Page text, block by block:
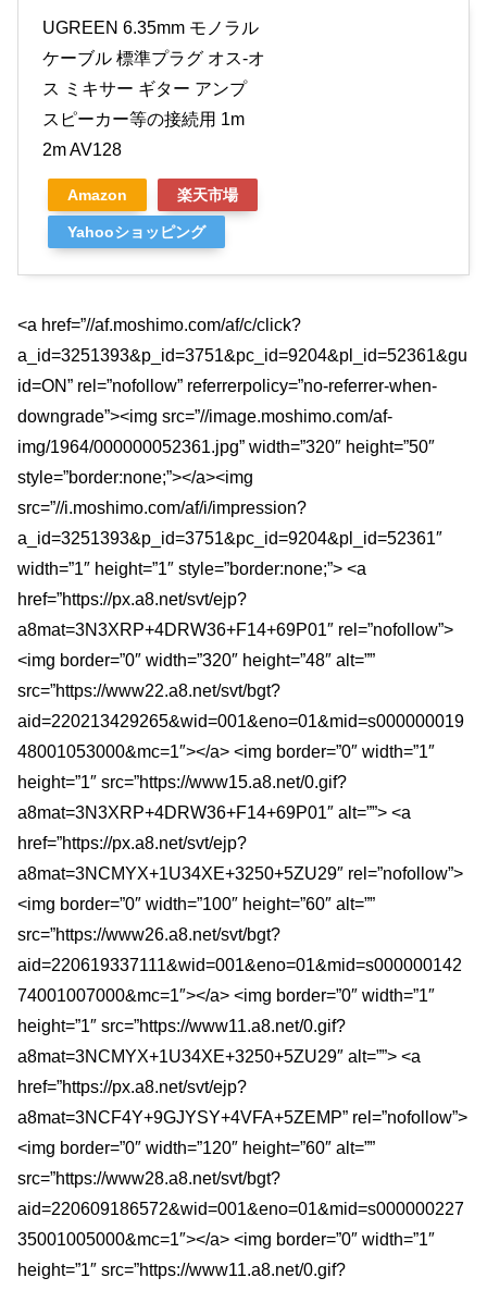
UGREEN 6.35mm モノラル
ケーブル 標準プラグ オス-オ
ス ミキサー ギター アンプ
スピーカー等の接続用 1m
2m AV128
Amazon 楽天市場
Yahooショッピング
<a href=”//af.moshimo.com/af/c/click?
a_id=3251393&p_id=3751&pc_id=9204&pl_id=52361&gu
id=ON” rel=”nofollow” referrerpolicy=”no-referrer-when-
downgrade”><img src=”//image.moshimo.com/af-
img/1964/000000052361.jpg” width=”320″ height=”50″
style=”border:none;”></a><img
src=”//i.moshimo.com/af/i/impression?
a_id=3251393&p_id=3751&pc_id=9204&pl_id=52361″
width=”1″ height=”1″ style=”border:none;”> <a
href=”https://px.a8.net/svt/ejp?
a8mat=3N3XRP+4DRW36+F14+69P01″ rel=”nofollow”>
<img border=”0″ width=”320″ height=”48″ alt=””
src=”https://www22.a8.net/svt/bgt?
aid=220213429265&wid=001&eno=01&mid=s000000019
48001053000&mc=1″></a> <img border=”0″ width=”1″
height=”1″ src=”https://www15.a8.net/0.gif?
a8mat=3N3XRP+4DRW36+F14+69P01″ alt=””> <a
href=”https://px.a8.net/svt/ejp?
a8mat=3NCMYX+1U34XE+3250+5ZU29″ rel=”nofollow”>
<img border=”0″ width=”100″ height=”60″ alt=””
src=”https://www26.a8.net/svt/bgt?
aid=220619337111&wid=001&eno=01&mid=s000000142
74001007000&mc=1″></a> <img border=”0″ width=”1″
height=”1″ src=”https://www11.a8.net/0.gif?
a8mat=3NCMYX+1U34XE+3250+5ZU29″ alt=””> <a
href=”https://px.a8.net/svt/ejp?
a8mat=3NCF4Y+9GJYSY+4VFA+5ZEMP” rel=”nofollow”>
<img border=”0″ width=”120″ height=”60″ alt=””
src=”https://www28.a8.net/svt/bgt?
aid=220609186572&wid=001&eno=01&mid=s000000227
35001005000&mc=1″></a> <img border=”0″ width=”1″
height=”1″ src=”https://www11.a8.net/0.gif?